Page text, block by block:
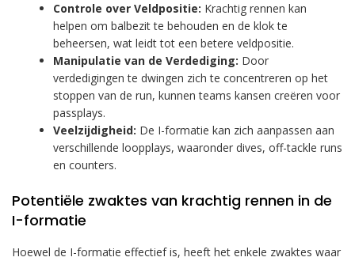
Controle over Veldpositie: Krachtig rennen kan
helpen om balbezit te behouden en de klok te
beheersen, wat leidt tot een betere veldpositie.
Manipulatie van de Verdediging: Door
verdedigingen te dwingen zich te concentreren op het
stoppen van de run, kunnen teams kansen creëren voor
passplays.
Veelzijdigheid: De I-formatie kan zich aanpassen aan
verschillende loopplays, waaronder dives, off-tackle runs
en counters.
Potentiële zwaktes van krachtig rennen in de
I-formatie
Hoewel de I-formatie effectief is, heeft het enkele zwaktes waar